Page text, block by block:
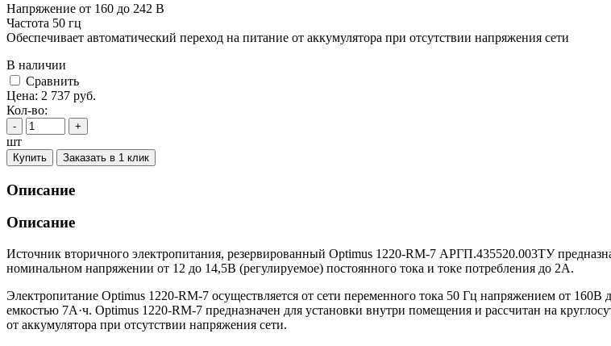
Напряжение от 160 до 242 В
Частота 50 гц
Обеспечивает автоматический переход на питание от аккумулятора при отсутствии напряжения сети
В наличии
Cравнить
Цена: 2 737 руб.
Кол-во:
- +
шт
Купить Заказать в 1 клик
Описание
Описание
Источник вторичного электропитания, резервированный Optimus 1220-RM-7 АРГП.435520.003ТУ
номинальном напряжении от 12 до 14,5В (регулируемое) постоянного тока и токе потребления до 2А.
Электропитание Optimus 1220-RM-7 осуществляется от сети переменного тока 50 Гц напряжением от
емкостью 7А·ч. Optimus 1220-RM-7 предназначен для установки внутри помещения и рассчитан на
от аккумулятора при отсутствии напряжения сети.